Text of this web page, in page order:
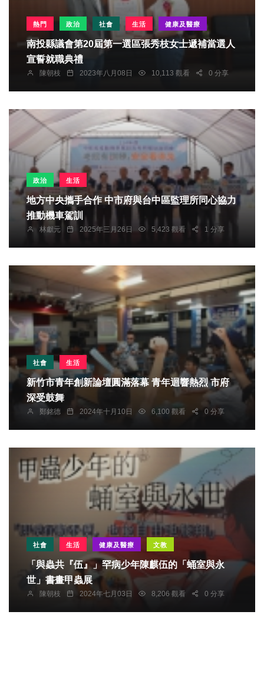
熱門 政治 社會 生活 健康及醫療
南投縣議會第20屆第一選區張秀枝女士遞補當選人
宣誓就職典禮
陳朝枝 2023年八月08日 10,113 觀看 0 分享
政治 生活
地方中央攜手合作 中市府與台中區監理所同心協力
推動機車駕訓
林獻元 2025年三月26日 5,423 觀看 1 分享
社會 生活
新竹市青年創新論壇圓滿落幕 青年迴響熱烈 市府
深受鼓舞
鄭銘德 2024年十月10日 6,100 觀看 0 分享
社會 生活 健康及醫療 文教
「與蟲共『伍』」罕病少年陳麒伍的「蛹室與永
世」書畫甲蟲展
陳朝枝 2024年七月03日 8,206 觀看 0 分享